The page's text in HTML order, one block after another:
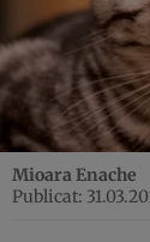
Mioara Enache
Publicat: